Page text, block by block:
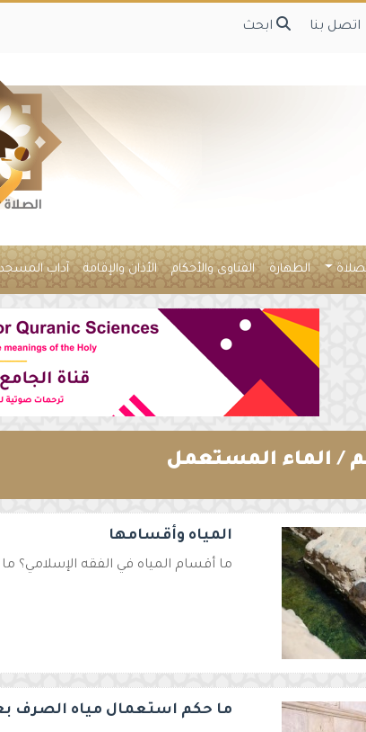
اتصل بنا ابحث
الطهارة الفتاوى والأحكام الأذان والإقامة آداب
/ الماء المستعمل
المياه وأقسامها
ما أقسام المياه في الفقه الإسلامي؟
ما حكم استعمال مياه الصرف